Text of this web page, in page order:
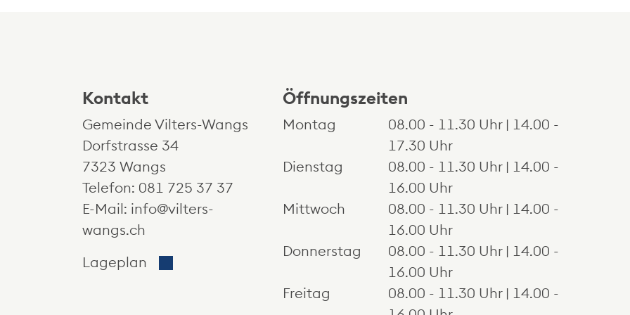
Kontakt
Gemeinde Vilters-Wangs
Dorfstrasse 34
7323 Wangs
Telefon: 081 725 37 37
E-Mail: info@vilters-
wangs.ch
Lageplan Der Link öffnet sich in einem neuen Fenster.
Öffnungszeiten
Montag
08.00 - 11.30 Uhr | 14.00 -
17.30 Uhr
Dienstag
08.00 - 11.30 Uhr | 14.00 -
16.00 Uhr
Mittwoch
08.00 - 11.30 Uhr | 14.00 -
16.00 Uhr
Donnerstag
08.00 - 11.30 Uhr | 14.00 -
16.00 Uhr
Freitag
08.00 - 11.30 Uhr | 14.00 -